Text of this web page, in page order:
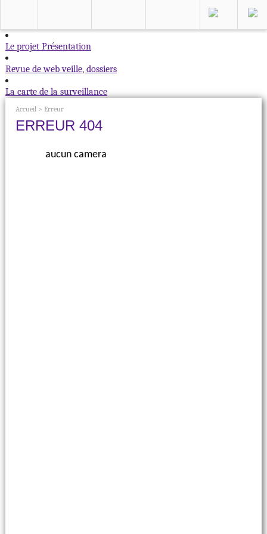
Le projet Présentation
Revue de webveille, dossiers
La carte de la surveillance
Accueil >Erreur
ERREUR 404
aucun camera